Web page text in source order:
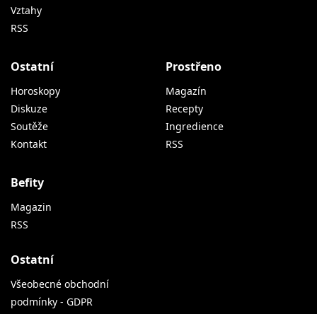
Vztahy
RSS
Ostatní
Horoskopy
Diskuze
Soutěže
Kontakt
Prostřeno
Magazín
Recepty
Ingredience
RSS
Befity
Magazin
RSS
Ostatní
Všeobecné obchodní
podmínky - GDPR